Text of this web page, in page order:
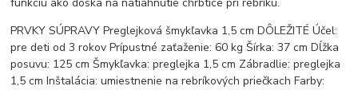
PRVKY SÚPRAVY Preglejková šmykľavka 1,5 cm DÔLEŽITÉ Účel:
pre deti od 3 rokov Prípustné zaťaženie: 60 kg Šírka: 37 cm Dĺžka
posuvu: 125 cm Šmykľavka: preglejka 1,5 cm Zábradlie: preglejka
1,5 cm Inštalácia: umiestnenie na rebríkových priečkach Farby: